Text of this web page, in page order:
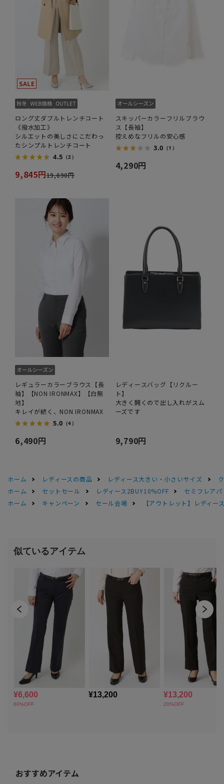
ロング丈ダブルトレンチコート
《撥水加工》
シルエットの美しさにこだわっ
たシンプルトレンチコート
4.5 （2）
9,845円19,690円
スキッパーカラーフリルブラウ
ス【長袖】
控えめなフリルの安心感
3.0 （1）
4,290円
レギュラーカラーブラウス【長
袖】【NON IRONMAX】【白無
地】
キレイが続く、NON IRONMAX
5.0 （4）
6,490円
レディースバッグ【リクルー
ト】
大きく開くので出し入れがスム
ーズです
9,790円
ホーム レディースの商品 レディース大きい・小さいサイズ
ホーム
セットセール レディース2BUY10%OFF
セミフレア
ホーム
キャンペーン セール会場 【アウトレット】レディー